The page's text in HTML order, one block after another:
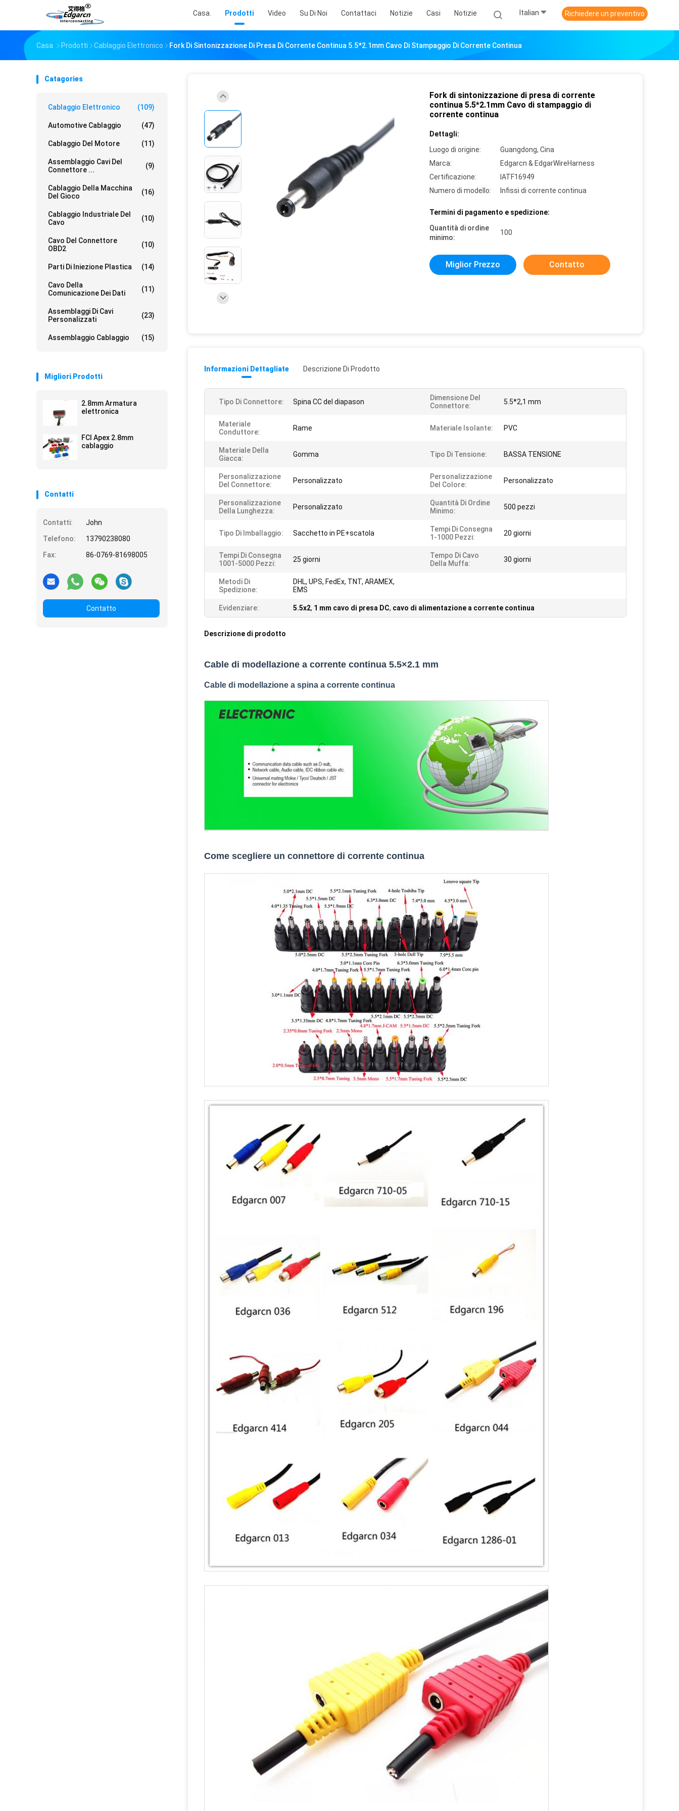
Casa. Prodotti Video Su Di Noi Contattaci Notizie Casi Notizie Italian Richiedere un preventivo
Casa Prodotti Cablaggio Elettronico Fork Di Sintonizzazione Di Presa Di Corrente Continua 5.5*2.1mm Cavo Di Stampaggio Di Corrente Continua
Catagories
Cablaggio Elettronico (109)
Automotive Cablaggio (47)
Cablaggio Del Motore (11)
Assemblaggio Cavi Del
Connettore ...
(9)
Cablaggio Della Macchina
Del Gioco
(16)
Cablaggio Industriale Del
Cavo
(10)
Cavo Del Connettore
OBD2
(10)
Parti Di Iniezione Plastica (14)
Cavo Della
Comunicazione Dei Dati
(11)
Assemblaggi Di Cavi
Personalizzati
(23)
Assemblaggio Cablaggio (15)
Migliori Prodotti
2.8mm Armatura
elettronica
FCI Apex 2.8mm
cablaggio
Contatti
Contatti:
John
Telefono:
13790238080
Fax:
86-0769-81698005
Contatto
Fork di sintonizzazione di presa di corrente
continua 5.5*2.1mm Cavo di stampaggio di
corrente continua
Dettagli:
Luogo di origine:
Guangdong, Cina
Marca:
Edgarcn & EdgarWireHarness
Certificazione:
IATF16949
Numero di modello:
Infissi di corrente continua
Termini di pagamento e spedizione:
Quantità di ordine
minimo:
100
Miglior Prezzo Contatto
Informazioni Dettagliate Descrizione Di Prodotto
Tipo Di Connettore: Spina CC del diapason
Dimensione Del
Connettore:
5.5*2,1 mm
Materiale
Conduttore:
Rame Materiale Isolante: PVC
Materiale Della
Giacca:
Gomma Tipo Di Tensione: BASSA TENSIONE
Personalizzazione
Del Connettore:
Personalizzato
Personalizzazione
Del Colore:
Personalizzato
Personalizzazione
Della Lunghezza:
Personalizzato
Quantità Di Ordine
Minimo:
500 pezzi
Tipo Di Imballaggio: Sacchetto in PE+scatola
Tempi Di Consegna
1-1000 Pezzi:
20 giorni
Tempi Di Consegna
1001-5000 Pezzi:
25 giorni
Tempo Di Cavo
Della Muffa:
30 giorni
Metodi Di
Spedizione:
DHL, UPS, FedEx, TNT, ARAMEX,
EMS
Evidenziare: 5.5x2, 1 mm cavo di presa DC, cavo di alimentazione a corrente continua
Descrizione di prodotto
Cable di modellazione a corrente continua 5.5×2.1 mm
Cable di modellazione a spina a corrente continua
Come scegliere un connettore di corrente continua